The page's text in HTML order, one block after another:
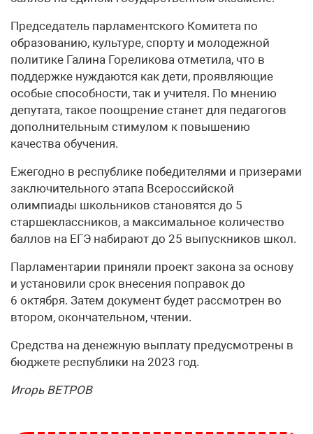
Председатель парламентского Комитета по
образованию, культуре, спорту и молодежной
политике Галина Гореликова отметила, что в
поддержке нуждаются как дети, проявляющие
особые способности, так и учителя. По мнению
депутата, такое поощрение станет для педагогов
дополнительным стимулом к повышению
качества обучения.
Ежегодно в республике победителями и призерами
заключительного этапа Всероссийской
олимпиады школьников становятся до 5
старшеклассников, а максимальное количество
баллов на ЕГЭ набирают до 25 выпускников школ.
Парламентарии приняли проект закона за основу
и установили срок внесения поправок до
6 октября. Затем документ будет рассмотрен во
втором, окончательном, чтении.
Средства на денежную выплату предусмотрены в
бюджете республики на 2023 год.
Игорь ВЕТРОВ